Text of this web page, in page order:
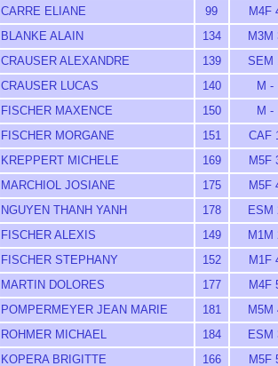
CARRE ELIANE 99 M4F
BLANKE ALAIN 134 M3M
CRAUSER ALEXANDRE 139 SEM
CRAUSER LUCAS 140 M -
FISCHER MAXENCE 150 M -
FISCHER MORGANE 151 CAF
KREPPERT MICHELE 169 M5F
MARCHIOL JOSIANE 175 M5F
NGUYEN THANH YANH 178 ESM
FISCHER ALEXIS 149 M1M
FISCHER STEPHANY 152 M1F
MARTIN DOLORES 177 M4F
POMPERMEYER JEAN MARIE 181 M5M
ROHMER MICHAEL 184 ESM
KOPERA BRIGITTE 166 M5F